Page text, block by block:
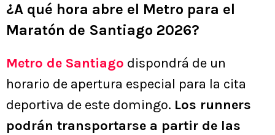
¿A qué hora abre el Metro para el
Maratón de Santiago 2026?
Metro de Santiago dispondrá de un
horario de apertura especial para la cita
deportiva de este domingo. Los runners
podrán transportarse a partir de las